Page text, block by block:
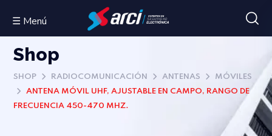
☰ Menú
Shop
SHOP RADIOCOMUNICACIÓN ANTENAS
MÓVILES
ANTENA MÓVIL UHF, AJUSTABLE EN CAMPO, RANGO DE
FRECUENCIA 450-470 MHZ.